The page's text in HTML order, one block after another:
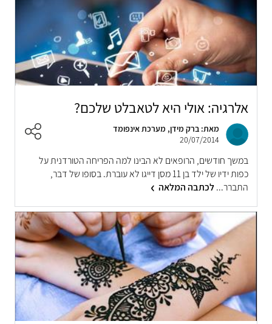
אלרגיה: אולי היא לטאבלט שלכם?
מאת: ברק מידן, מערכת אינפומד
20/07/2014
במשך חודשים, הרופאים לא הבינו למה הפריחה הטורדנית על
כפות ידיו של ילד בן 11 מסן דייגו לא עוברת. בסופו של דבר,
התברר...לכתבה המלאה